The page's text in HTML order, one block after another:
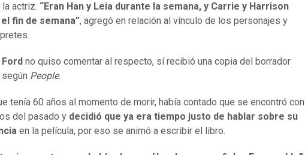
actriz. “Eran Han y Leia durante la semana, y Carrie y Harrison
fin de semana”, agregó en relación al vínculo de los personajes y
Ford no quiso comentar al respecto, sí recibió una copia del borrador
People.
tenía 60 años al momento de morir, había contado que se encontró con
del pasado y decidió que ya era tiempo justo de hablar sobre su
en la película, por eso se animó a escribir el libro.